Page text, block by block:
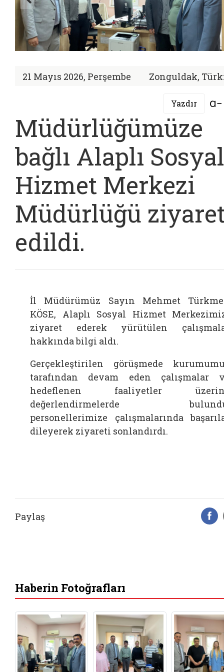
21 Mayıs 2026, Perşembe Zonguldak,
Yazdır
Müdürlüğümüze
bağlı Alaplı Sosyal
Hizmet Merkezi
Müdürlüğü
edildi.
İl Müdürümüz Sayın Mehmet
KÖSE, Alaplı Sosyal Hizmet
ziyaret ederek yürütülen
hakkında bilgi aldı.
Gerçekleştirilen görüşmede
tarafından devam eden çalışmalar
hedeflenen faaliyetler
değerlendirmelerde
personellerimize çalışmalarında
dileyerek ziyareti sonlandırdı.
Paylaş
Haberin Fotoğrafları